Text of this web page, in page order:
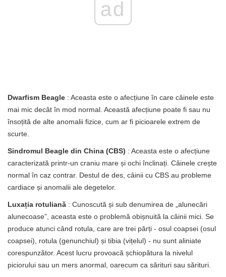
ad
Dwarfism Beagle : Aceasta este o afecțiune în care câinele este
mai mic decât în ​​mod normal. Această afecțiune poate fi sau nu
însoțită de alte anomalii fizice, cum ar fi picioarele extrem de
scurte.
Sindromul Beagle din China (CBS) : Aceasta este o afecțiune
caracterizată printr-un craniu mare și ochi înclinați. Câinele crește
normal în caz contrar. Destul de des, câinii cu CBS au probleme
cardiace și anomalii ale degetelor.
Luxația rotuliană : Cunoscută și sub denumirea de „alunecări
alunecoase”, aceasta este o problemă obișnuită la câinii mici. Se
produce atunci când rotula, care are trei părți - osul coapsei (osul
coapsei), rotula (genunchiul) și tibia (vițelul) - nu sunt aliniate
corespunzător. Acest lucru provoacă șchiopătura la nivelul
piciorului sau un mers anormal, oarecum ca sărituri sau sărituri.